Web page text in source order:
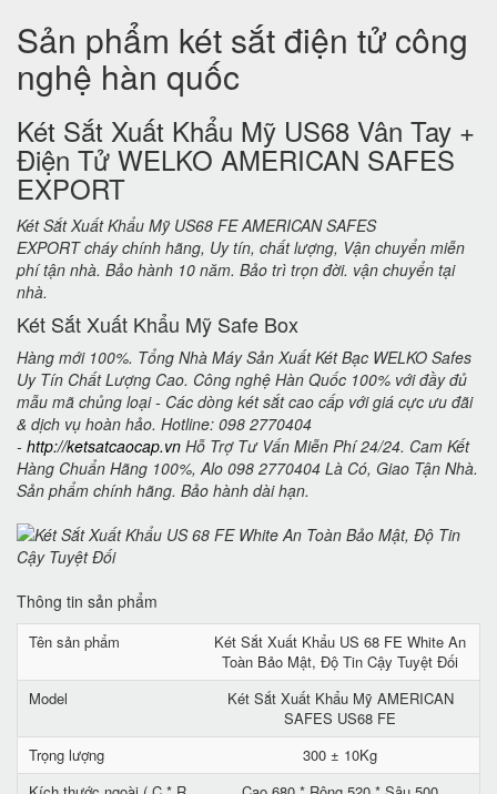
Sản phẩm két sắt điện tử công
nghệ hàn quốc
Két Sắt Xuất Khẩu Mỹ US68 Vân Tay +
Điện Tử WELKO AMERICAN SAFES
EXPORT
Két Sắt Xuất Khẩu Mỹ US68 FE AMERICAN SAFES
EXPORT cháy chính hãng, Uy tín, chất lượng, Vận chuyển miễn
phí tận nhà. Bảo hành 10 năm. Bảo trì trọn đời. vận chuyển tại
nhà.
Két Sắt Xuất Khẩu Mỹ Safe Box
Hàng mới 100%. Tổng Nhà Máy Sản Xuất Két Bạc WELKO Safes
Uy Tín Chất Lượng Cao. Công nghệ Hàn Quốc 100% với đầy đủ
mẫu mã chủng loại - Các dòng két sắt cao cấp với giá cực ưu đãi
& dịch vụ hoàn hảo. Hotline: 098 2770404
- http://ketsatcaocap.vn Hỗ Trợ Tư Vấn Miễn Phí 24/24. Cam Kết
Hàng Chuẩn Hãng 100%, Alo 098 2770404 Là Có, Giao Tận Nhà.
Sản phẩm chính hãng. Bảo hành dài hạn.
Thông tin sản phẩm
Tên sản phẩm
Két Sắt Xuất Khẩu US 68 FE White An
Toàn Bảo Mật, Độ Tin Cậy Tuyệt Đối
Model
Két Sắt Xuất Khẩu Mỹ AMERICAN
SAFES US68 FE
Trọng lượng
300 ± 10Kg